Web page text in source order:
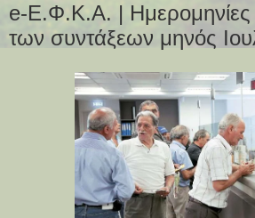
e-Ε.Φ.Κ.Α. |
των συντάξεων μηνός